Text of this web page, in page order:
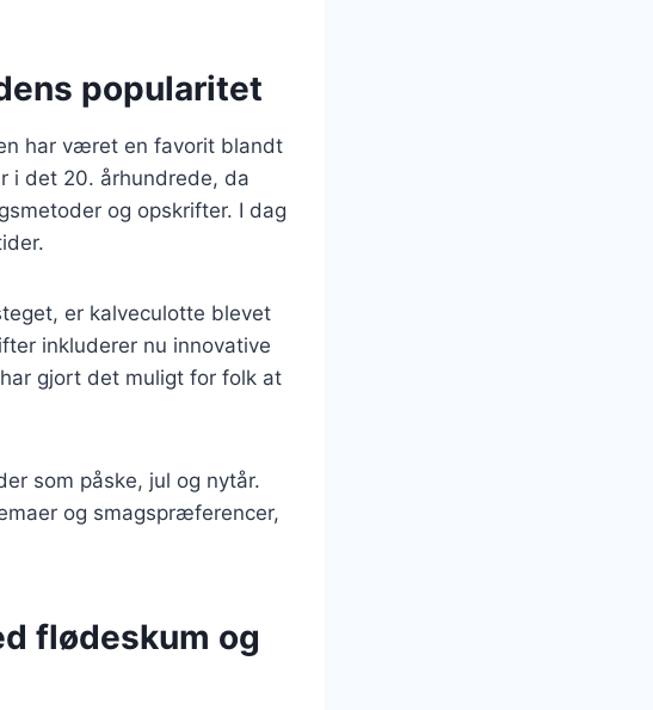
popularitet
har været en favorit blandt
i det 20. århundrede, da
og opskrifter. I dag
er kalveculotte blevet
inkluderer nu innovative
gjort det muligt for folk at
som påske, jul og nytår.
og smagspræferencer,
flødeskum og